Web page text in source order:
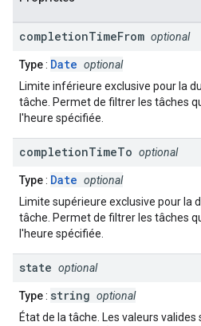
completionTimeFrom optional
Type: Date optional
Limite inférieure exclusive pour la
tâche. Permet de filtrer les tâches
l'heure spécifiée.
completionTimeTo optional
Type: Date optional
Limite supérieure exclusive pour la
tâche. Permet de filtrer les tâches
l'heure spécifiée.
state optional
Type: string optional
État de la tâche. Les valeurs valides